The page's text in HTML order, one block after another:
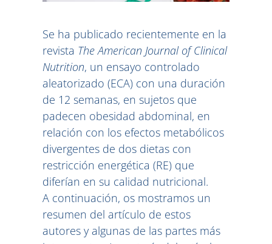
Se ha publicado recientemente en la
revista The American Journal of Clinical
Nutrition, un ensayo controlado
aleatorizado (ECA) con una duración
de 12 semanas, en sujetos que
padecen obesidad abdominal, en
relación con los efectos metabólicos
divergentes de dos dietas con
restricción energética (RE) que
diferían en su calidad nutricional.
A continuación, os mostramos un
resumen del artículo de estos
autores y algunas de las partes más